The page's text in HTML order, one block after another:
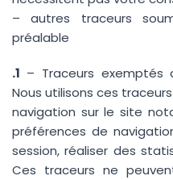
– autres traceurs
préalable
.1 – Traceurs exemptés
Nous utilisons ces
navigation sur le site
préférences de
session, réaliser des
Ces traceurs ne